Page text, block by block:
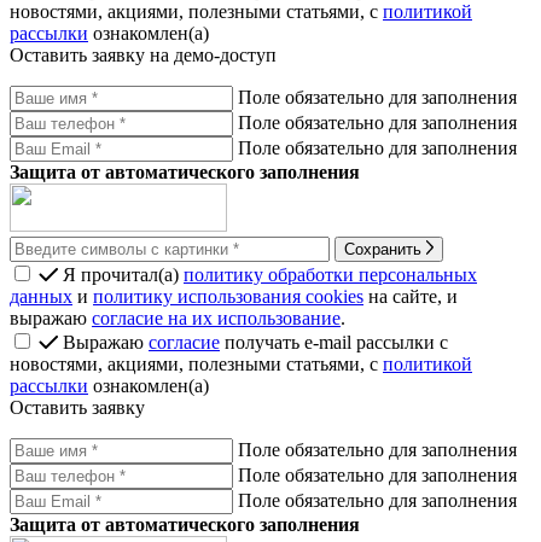
новостями, акциями, полезными статьями, с политикой
рассылки ознакомлен(а)
Оставить заявку на демо-доступ
Поле обязательно для заполнения
Поле обязательно для заполнения
Поле обязательно для заполнения
Защита от автоматического заполнения
Сохранить
Я прочитал(а) политику обработки персональных
данных и политику использования cookies на сайте, и
выражаю согласие на их использование.
Выражаю согласие получать e-mail рассылки с
новостями, акциями, полезными статьями, с политикой
рассылки ознакомлен(а)
Оставить заявку
Поле обязательно для заполнения
Поле обязательно для заполнения
Поле обязательно для заполнения
Защита от автоматического заполнения